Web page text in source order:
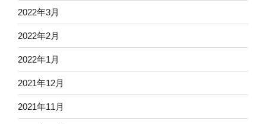
2022年3月
2022年2月
2022年1月
2021年12月
2021年11月